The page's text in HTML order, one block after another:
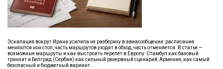
Эскалация вокруг Ирана усилила не разбериху в авиасообщении: расписания
меняются нон стоп, часть маршрутов уходит в обход, часть отменяется. В статье —
возможные маршруты и как выстроить перелёт в Европу: Стамбул как базовый
транзит и Белград (Сербия) как сильный резервный сценарий, Армения, как самый
безопасный и бюджетный вариант.